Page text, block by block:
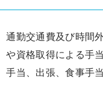
通勤交通費及び時間
や資格取得による手
手当、出張、食事手